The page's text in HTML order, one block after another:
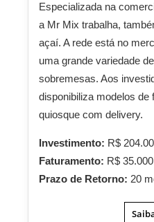
Especializada na
a Mr Mix trabalha,
açaí. A rede está no
uma grande variedade
sobremesas. Aos
disponibiliza modelos de
quiosque com delivery.
Investimento: R$
Faturamento: R$ 35.000
Prazo de Retorno: 20